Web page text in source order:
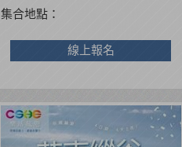
集合地點：
線上報名